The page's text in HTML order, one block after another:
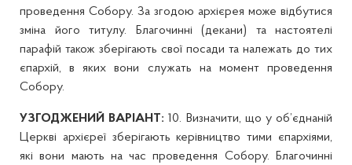
проведення Собору. За згодою архієрея може відбутися
зміна його титулу. Благочинні (декани) та настоятелі
парафій також зберігають свої посади та належать до тих
єпархій, в яких вони служать на момент проведення
Собору.
УЗГОДЖЕНИЙ ВАРІАНТ: 10. Визначити, що у об’єднаній
Церкві архієреї зберігають керівництво тими єпархіями,
які вони мають на час проведення Собору. Благочинні